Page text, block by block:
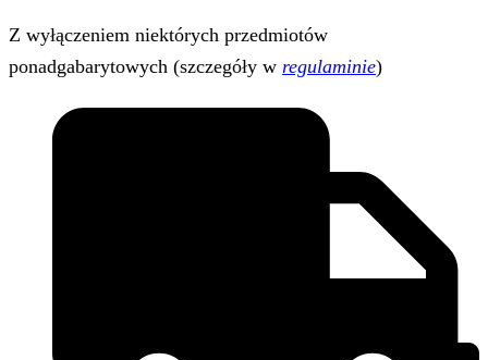
Z wyłączeniem niektórych przedmiotów
ponadgabarytowych (szczegóły w regulaminie)